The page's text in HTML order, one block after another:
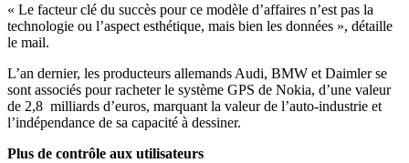
« Le facteur clé du succès pour ce modèle d’affaires n’est pas la
technologie ou l’aspect esthétique, mais bien les données », détaille
le mail.
L’an dernier, les producteurs allemands Audi, BMW et Daimler se
sont associés pour racheter le système GPS de Nokia, d’une valeur
de 2,8 milliards d’euros, marquant la valeur de l’auto-industrie et
l’indépendance de sa capacité à dessiner.
Plus de contrôle aux utilisateurs